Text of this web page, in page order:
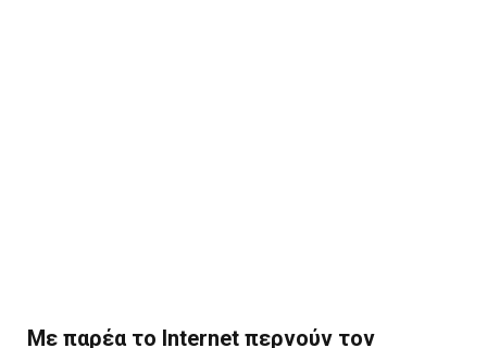
Με παρέα το Internet περνούν τον